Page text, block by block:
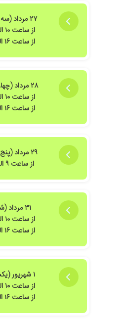
۲۷ مرداد (سه شنبه)
از ساعت ۱۰ الی ۱۳
از ساعت ۱۶ الی ۱۹
۲۸ مرداد (چهارشنبه)
از ساعت ۱۰ الی ۱۳
از ساعت ۱۶ الی ۱۹
۲۹ مرداد (پنج شنبه)
از ساعت ۹ الی ۱۴
۳۱ مرداد (شنبه)
از ساعت ۱۰ الی ۱۳
از ساعت ۱۶ الی ۱۹
۱ شهریور (یکشنبه)
از ساعت ۱۰ الی ۱۳
از ساعت ۱۶ الی ۱۹